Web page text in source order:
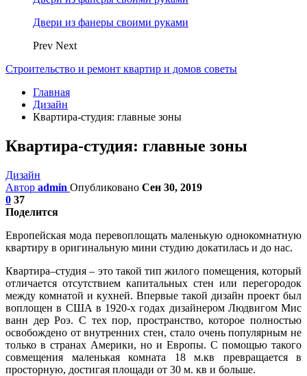
Двери из фанеры своими руками
Prev Next
Строительство и ремонт квартир и домов советы
Главная
Дизайн
Квартира-студия: главные зоны
Квартира-студия: главные зоны
Дизайн
Автор admin Опубликовано Сен 30, 2019
0 37
Поделится
Европейская мода перевоплощать маленькую однокомнатную
квартиру в оригинальную мини студию докатилась и до нас.
Квартира–студия – это такой тип жилого помещения, который
отличается отсутствием капитальных стен или перегородок
между комнатой и кухней. Впервые такой дизайн проект был
воплощен в США в 1920-х годах дизайнером Людвигом Мис
ванн дер Роэ. С тех пор, пространство, которое полностью
освобождено от внутренних стен, стало очень популярным не
только в странах Америки, но и Европы. С помощью такого
совмещения маленькая комната 18 м.кв превращается в
просторную, достигая площади от 30 м. кв и больше.